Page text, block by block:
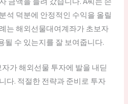
석 덕분에 안정적인 수익을 올릴
는 해외선물대여계좌가 초보자
될 수 있는지를 잘 보여줍니다.
가 해외선물 투자에 발을 내딛
다. 적절한 전략과 준비로 투자